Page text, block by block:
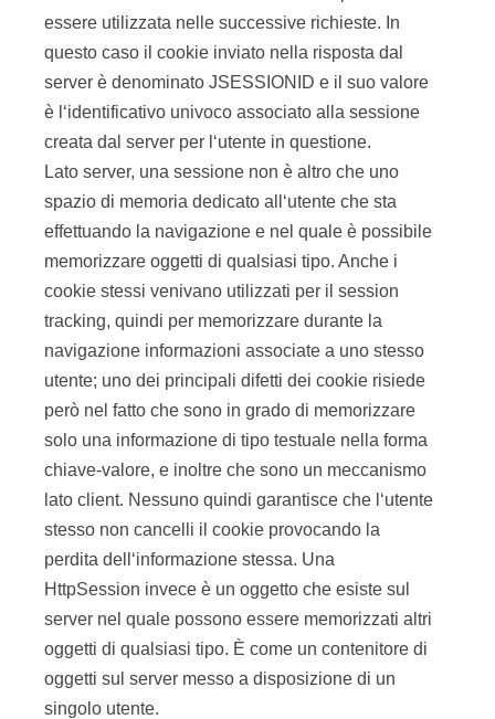
essere utilizzata nelle successive richieste. In
questo caso il cookie inviato nella risposta dal
server è denominato JSESSIONID e il suo valore
è l‘identificativo univoco associato alla sessione
creata dal server per l‘utente in questione.
Lato server, una sessione non è altro che uno
spazio di memoria dedicato all‘utente che sta
effettuando la navigazione e nel quale è possibile
memorizzare oggetti di qualsiasi tipo. Anche i
cookie stessi venivano utilizzati per il session
tracking, quindi per memorizzare durante la
navigazione informazioni associate a uno stesso
utente; uno dei principali difetti dei cookie risiede
però nel fatto che sono in grado di memorizzare
solo una informazione di tipo testuale nella forma
chiave-valore, e inoltre che sono un meccanismo
lato client. Nessuno quindi garantisce che l‘utente
stesso non cancelli il cookie provocando la
perdita dell‘informazione stessa. Una
HttpSession invece è un oggetto che esiste sul
server nel quale possono essere memorizzati altri
oggetti di qualsiasi tipo. È come un contenitore di
oggetti sul server messo a disposizione di un
singolo utente.